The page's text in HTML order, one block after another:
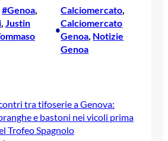
#Genoa
, Justin
•
Calciomercato
Calciomercato
Genoa, Notizie
Genoa
tra tifoserie a Genova:
e bastoni nei vicoli prima
Trofeo Spagnolo